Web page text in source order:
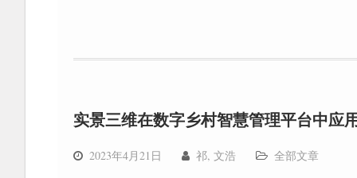
实景三维在数字乡村智慧管理平台中应
2023年4月21日 祁, 文浩 全部文章